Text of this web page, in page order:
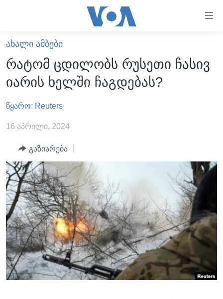
ხელმისაწვდომობისთვის
გადადით
მთავარზე
გადადით
მთავარ
გადადით
ძიებაზე
ᲐᲮᲐᲚᲘ ᲐᲛᲑᲔᲑᲘ
ᲡᲐᲥᲐᲠᲗᲕᲔᲚᲝ
ᲐᲨᲨ
ᲐᲨᲨ-ᲘᲡ ᲐᲠᲩᲔᲕᲜᲔᲑᲘ 2024
ᲛᲡᲝᲤᲚᲘᲝ
ᲕᲘᲓᲔᲝᲔᲑᲘ
ᲒᲐᲓᲐᲪᲔᲛᲔᲑᲘ
ᲕᲐᲨᲘᲜᲒᲢᲝᲜᲘ ᲓᲦᲔᲡ
ᲮᲔᲓᲕᲐ ᲕᲐᲨᲘᲜᲒᲢᲝᲜᲘᲓᲐᲜ
ᲡᲢᲣᲓᲘᲐ ᲕᲐᲨᲘᲜᲒᲢᲝᲜᲘ
ᲡᲮᲕᲐ ᲡᲘᲐᲮᲚᲔᲔᲑᲘ
ᲞᲝᲚᲘᲢᲘᲙᲐ
ᲔᲙᲝᲜᲝᲛᲘᲙᲐ
ᲯᲐᲜᲛᲠᲗᲔᲚᲝᲑᲐ
ᲛᲔᲪᲜᲘᲔᲠᲔᲑᲐ
ᲠᲣᲡᲔᲗᲘᲡ ᲨᲔᲭᲠᲐ ᲣᲙᲠᲐᲘᲜᲐᲨᲘ
Learning English
ᲗᲕᲐᲚᲘ ᲒᲕᲐᲓᲔᲕᲜᲔᲗ
ᲐᲮᲐᲚᲘ ᲐᲛᲑᲔᲑᲘ
რატომ ცდილობს რუსეთი ჩასივ
იარის ხელში ჩაგდებას?
წყარო: Reuters
16 აპრილი, 2024
გაზიარება